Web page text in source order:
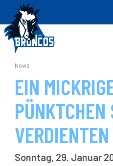
News
EIN
PÜNKTCHEN
Sonntag, 29. Januar